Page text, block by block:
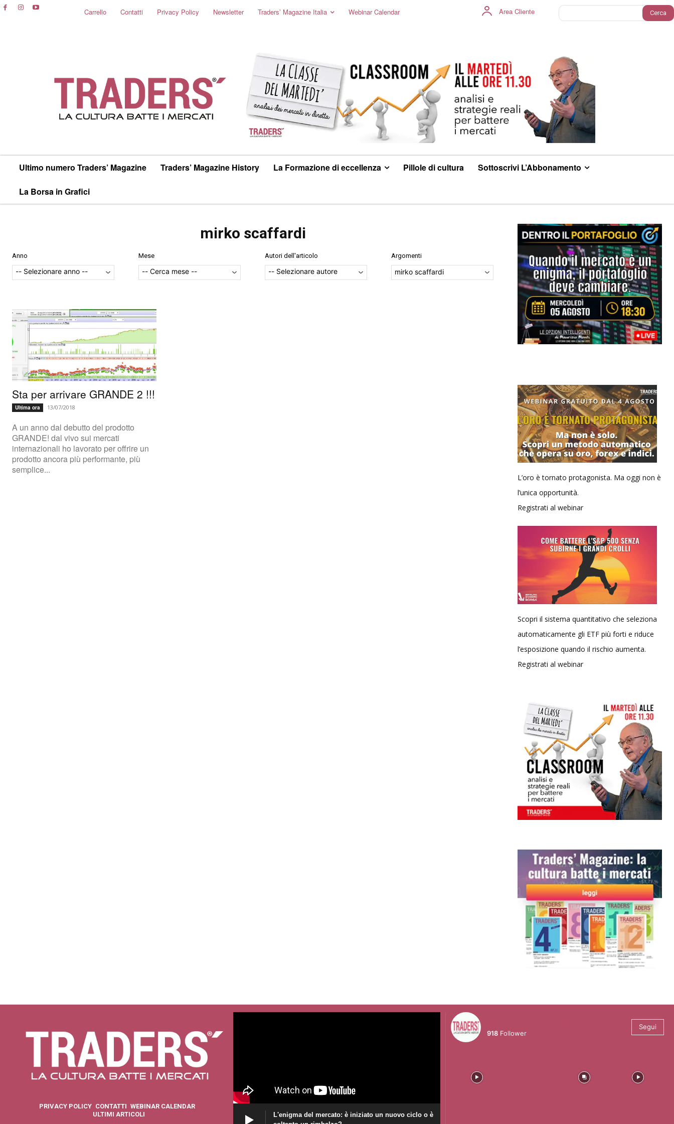
Carrello Contatti Privacy Policy Newsletter Traders’ Magazine Italia Webinar Calendar Area Cliente Cerca
Ultimo numero Traders’ Magazine Traders’ Magazine History La Formazione di eccellenza Pillole di cultura Sottoscrivi L’Abbonamento
La Borsa in Grafici
mirko scaffardi
Anno Mese Autori dell'articolo Argomenti
mirko scaffardi
Sta per arrivare GRANDE 2 !!!
Ultima ora 13/07/2018
A un anno dal debutto del prodotto
GRANDE! dal vivo sui mercati
internazionali ho lavorato per offrire un
prodotto ancora più performante, più
semplice...
L’oro è tornato protagonista. Ma oggi non è
l’unica opportunità.
Registrati al webinar
Scopri il sistema quantitativo che seleziona
automaticamente gli ETF più forti e riduce
l’esposizione quando il rischio aumenta.
Registrati al webinar
PRIVACY POLICY CONTATTI WEBINAR CALENDAR
ULTIMI ARTICOLI
L'enigma del mercato: è iniziato un nuovo ciclo o è
918 Follower
Segui